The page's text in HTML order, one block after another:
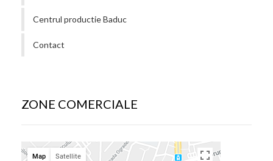
Centrul productie Baduc
Contact
ZONE COMERCIALE